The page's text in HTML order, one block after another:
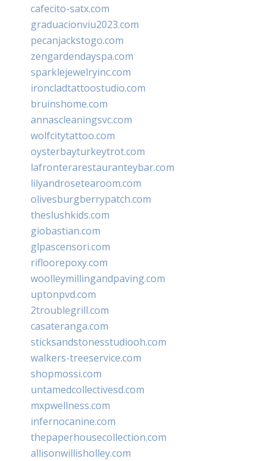
cafecito-satx.com
graduacionviu2023.com
pecanjackstogo.com
zengardendayspa.com
sparklejewelryinc.com
ironcladtattoostudio.com
bruinshome.com
annascleaningsvc.com
wolfcitytattoo.com
oysterbayturkeytrot.com
lafronterarestauranteybar.com
lilyandrosetearoom.com
olivesburgberrypatch.com
theslushkids.com
giobastian.com
glpascensori.com
rifloorepoxy.com
woolleymillingandpaving.com
uptonpvd.com
2troublegrill.com
casateranga.com
sticksandstonesstudiooh.com
walkers-treeservice.com
shopmossi.com
untamedcollectivesd.com
mxpwellness.com
infernocanine.com
thepaperhousecollection.com
allisonwillisholley.com